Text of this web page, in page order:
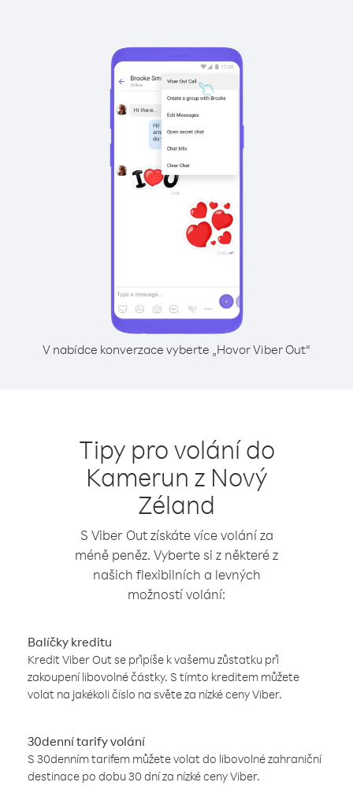
V nabídce konverzace vyberte „Hovor Viber Out“
Tipy pro volání do
Kamerun z Nový
Zéland
S Viber Out získáte více volání za
méně peněz. Vyberte si z některé z
našich flexibilních a levných
možností volání:
Balíčky kreditu
Kredit Viber Out se připíše k vašemu zůstatku při
zakoupení libovolné částky. S tímto kreditem můžete
volat na jakékoli číslo na světe za nízké ceny Viber.
30denní tarify volání
S 30denním tarifem můžete volat do libovolné zahraniční
destinace po dobu 30 dní za nízké ceny Viber.